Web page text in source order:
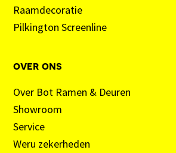
Raamdecoratie
Pilkington Screenline
over ons
Over Bot Ramen & Deuren
Showroom
Service
Weru zekerheden